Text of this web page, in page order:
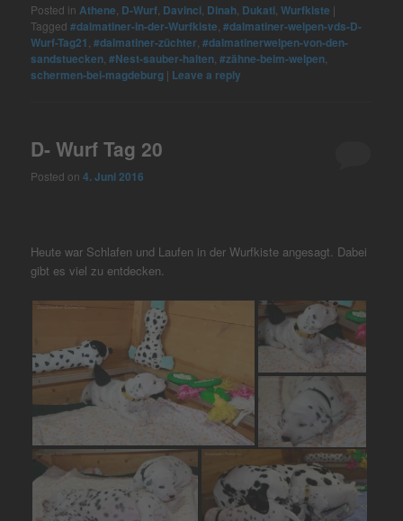
Posted in Athene D-Wurf Davinci Dinah Dukati ,Wurfkiste |
Tagged #dalmatiner-in-der-Wurfkiste ,#dalmatiner-welpen-vds-D-
Wurf-Tag21 ,#dalmatiner-züchter ,#dalmatinerwelpen-von-den-
sandstuecken ,#Nest-sauber-halten ,#zähne-beim-welpen
schermen-bei-magdeburg | Leave a reply
D- Wurf Tag 20
Posted on4. Juni 2016
Heute war Schlafen und Laufen in der Wurfkiste angesagt. Dabei
gibt es viel zu entdecken.